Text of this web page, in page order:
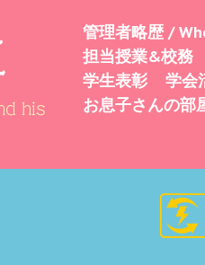
his
Menu
Skip
content
管理者略歴 /
担当授業&校務
学生表彰
学会
お息子さんの部